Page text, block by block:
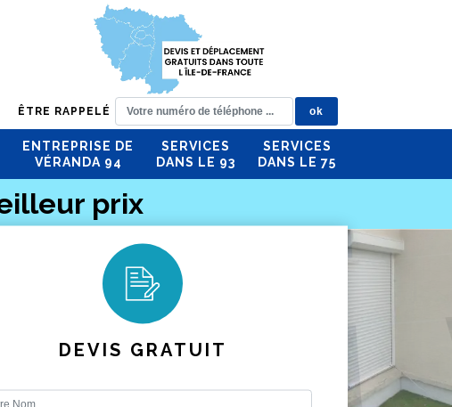
ÊTRE RAPPELÉ
ENTREPRISE DE
VÉRANDA 94
SERVICES
DANS LE 93
SERVICES
DANS LE 75
prix
DEVIS GRATUIT